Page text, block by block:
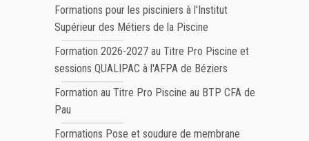
Formations pour les pisciniers à l'Institut
Supérieur des Métiers de la Piscine
Formation 2026-2027 au Titre Pro Piscine et
sessions QUALIPAC à l'AFPA de Béziers
Formation au Titre Pro Piscine au BTP CFA de
Pau
Formations Pose et soudure de membrane